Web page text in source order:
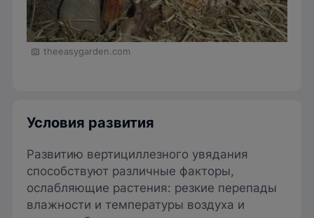
theeasygarden.com
Условия развития
Развитию вертициллезного увядания
способствуют различные факторы,
ослабляющие растения: резкие перепады
влажности и температуры воздуха и